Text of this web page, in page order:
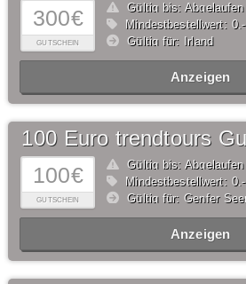
300€
GUTSCHEIN
Gültig bis: Abgelaufen
Mindestbestellwert:
Gültig für: Irland
Anzeigen
100€
GUTSCHEIN
100 Euro trendtours
Gültig bis: Abgelaufen
Mindestbestellwert:
Gültig für: Genfer
Anzeigen